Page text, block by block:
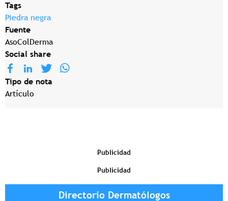
Tags
Piedra negra
Fuente
AsoColDerma
Social share
Tipo de nota
Artículo
Publicidad
Publicidad
Directorio Dermatólogos